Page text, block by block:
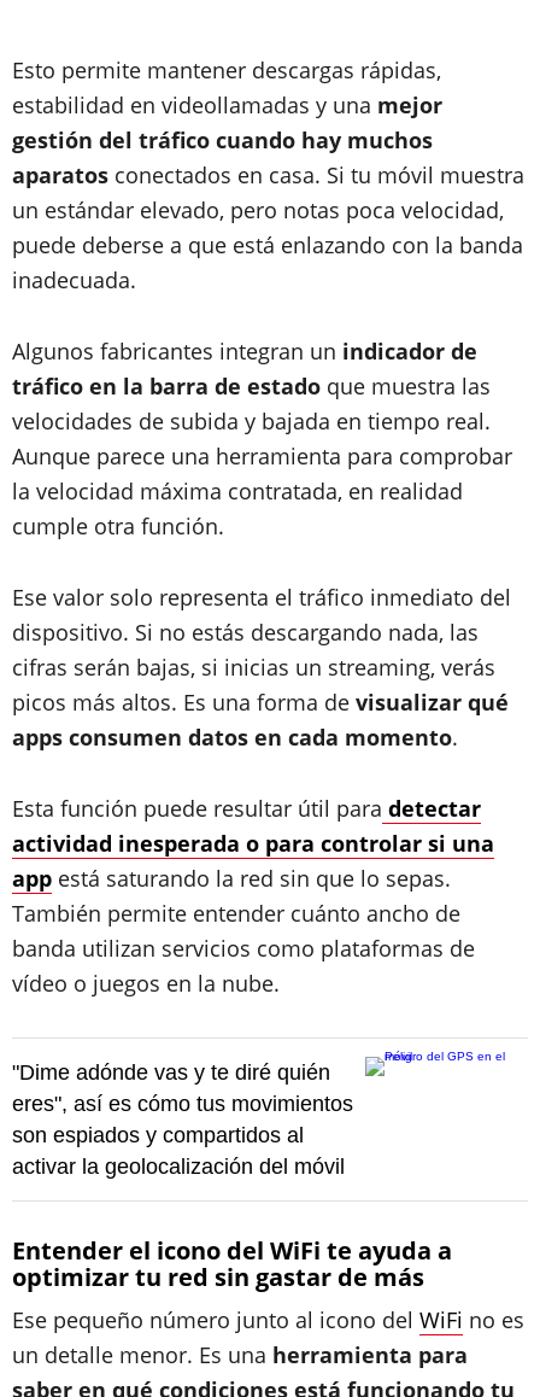
Esto permite mantener descargas rápidas,
estabilidad en videollamadas y una mejor
gestión del tráfico cuando hay muchos
aparatos conectados en casa. Si tu móvil muestra
un estándar elevado, pero notas poca velocidad,
puede deberse a que está enlazando con la banda
inadecuada.
Algunos fabricantes integran un indicador de
tráfico en la barra de estado que muestra las
velocidades de subida y bajada en tiempo real.
Aunque parece una herramienta para comprobar
la velocidad máxima contratada, en realidad
cumple otra función.
Ese valor solo representa el tráfico inmediato del
dispositivo. Si no estás descargando nada, las
cifras serán bajas, si inicias un streaming, verás
picos más altos. Es una forma de visualizar qué
apps consumen datos en cada momento.
Esta función puede resultar útil para detectar
actividad inesperada o para controlar si una
app está saturando la red sin que lo sepas.
También permite entender cuánto ancho de
banda utilizan servicios como plataformas de
vídeo o juegos en la nube.
"Dime adónde vas y te diré quién
eres", así es cómo tus movimientos
son espiados y compartidos al
activar la geolocalización del móvil
Entender el icono del WiFi te ayuda a
optimizar tu red sin gastar de más
Ese pequeño número junto al icono del WiFi no es
un detalle menor. Es una herramienta para
saber en qué condiciones está funcionando tu